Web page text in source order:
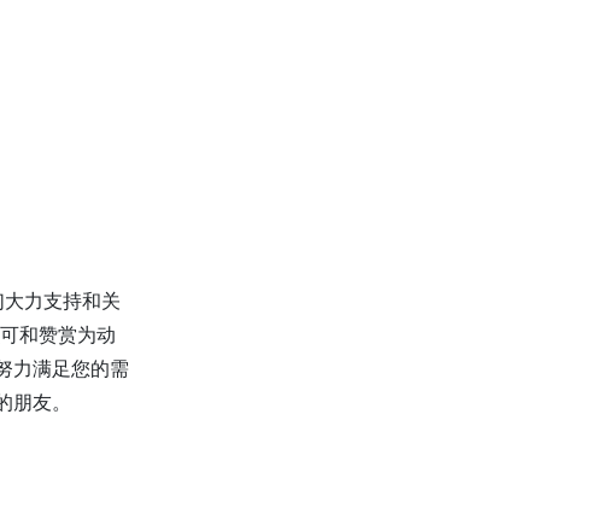
力支持和关
和赞赏为动
力满足您的需
友。